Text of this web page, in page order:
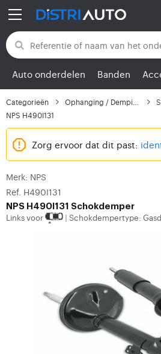
Terug naar categorieën
Auto onderdelen Banden
Categorieën
NPS H490I131
Zorg ervoor dat dit past:
Merk: NPS
Ref. H490I131
NPS H490I131 Schokdemper
Links voor Schokdempertype: